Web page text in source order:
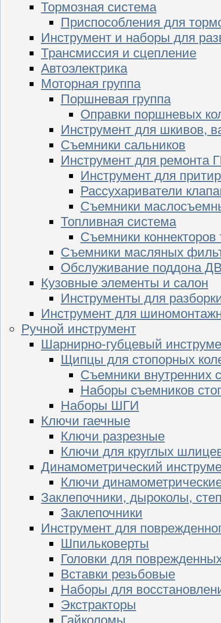
Тормозная система
Приспособления для
Инструмент и наборы для
Трансмиссия и сцепление
Автоэлектрика
Моторная группа
Поршневая группа
Оправки поршневых
Инструмент для шкивов,
Съемники сальников
Инструмент для ремонта
Инструмент для
Рассухариватели
Съемники
Топливная система
Съемники
Съемники масляных
Обслуживание поддона
Кузовные элементы и салон
Инструменты для
Инструмент для
Ручной инструмент
Шарнирно-губцевый
Щипцы для стопорных
Съемники внутренних
Наборы съемников
Наборы ШГИ
Ключи гаечные
Ключи разрезные
Ключи для круглых
Динамометрический
Ключи
Заклепочники, дыроколы,
Заклепочники
Инструмент для
Шпильковерты
Головки для
Вставки резьбовые
Наборы для
Экстракторы
Гайколомы